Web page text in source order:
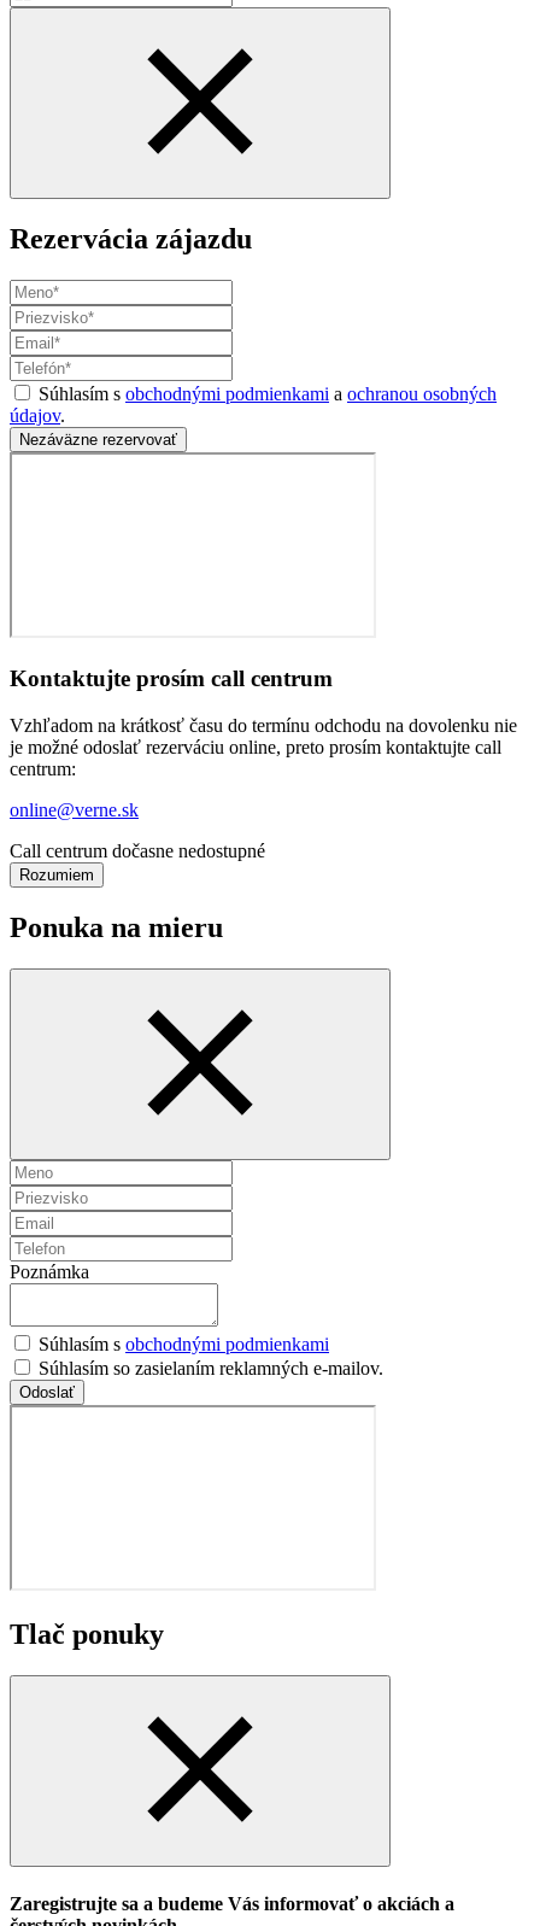
Rezervácia zájazdu
Súhlasím s obchodnými podmienkami a ochranou osobných
údajov.
Nezáväzne rezervovať
Kontaktujte prosím call centrum
Vzhľadom na krátkosť času do termínu odchodu na dovolenku nie
je možné odoslať rezerváciu online, preto prosím kontaktujte call
centrum:
online@verne.sk
Call centrum dočasne nedostupné
Rozumiem
Ponuka na mieru
Poznámka
Súhlasím s obchodnými podmienkami
Súhlasím so zasielaním reklamných e-mailov.
Odoslať
Tlač ponuky
Zaregistrujte sa a budeme Vás informovať o akciách a